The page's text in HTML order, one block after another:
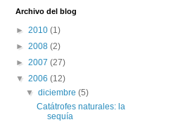
Archivo del blog
► 2010 (1)
► 2008 (2)
► 2007 (27)
▼ 2006 (12)
▼diciembre(5)
Catátrofes naturales: la
sequía